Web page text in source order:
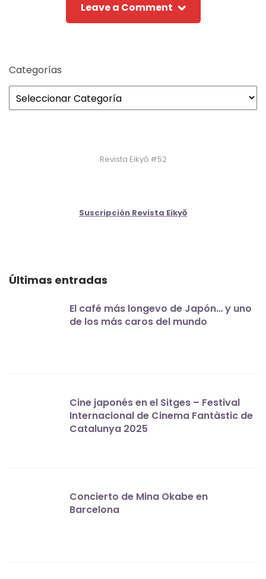
Leave a Comment
Categorías
Revista Eikyō #52
Suscripción Revista Eikyō
Últimas entradas
El café más longevo de Japón… y uno
de los más caros del mundo
Cine japonés en el Sitges – Festival
Internacional de Cinema Fantàstic de
Catalunya 2025
Concierto de Mina Okabe en
Barcelona